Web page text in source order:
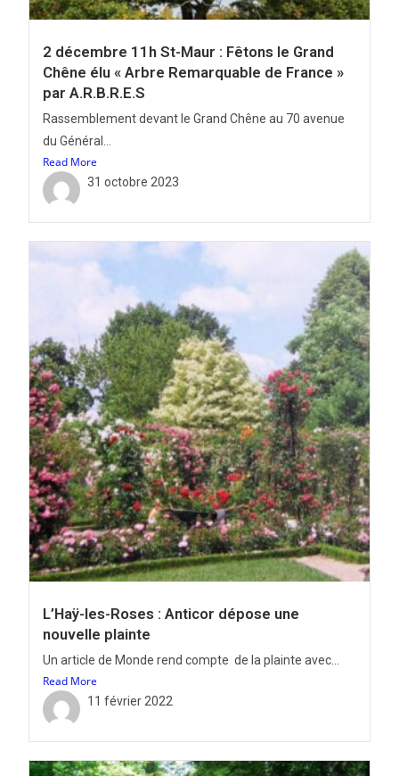
2 décembre 11h St-Maur : Fêtons le Grand
Chêne élu « Arbre Remarquable de France »
par A.R.B.R.E.S
Rassemblement devant le Grand Chêne au 70 avenue
du Général...
Read More
31 octobre 2023
L’Haÿ-les-Roses : Anticor dépose une
nouvelle plainte
Un article de Monde rend compte de la plainte avec...
Read More
11 février 2022